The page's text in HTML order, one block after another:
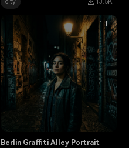
1:1
Berlin Graffiti Alley Portrait